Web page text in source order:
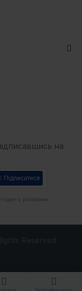
на
Підписатися
з умовами
Зателефонувати